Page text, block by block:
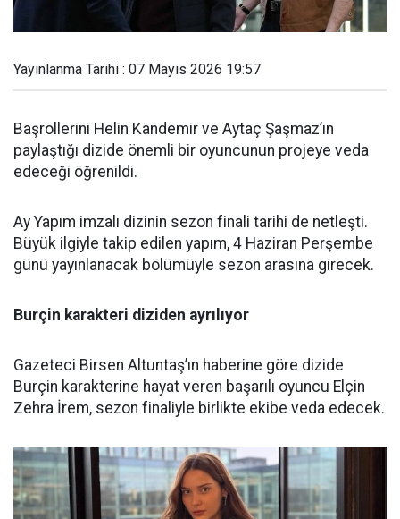
Yayınlanma Tarihi : 07 Mayıs 2026 19:57
Başrollerini Helin Kandemir ve Aytaç Şaşmaz’ın
paylaştığı dizide önemli bir oyuncunun projeye veda
edeceği öğrenildi.
Ay Yapım imzalı dizinin sezon finali tarihi de netleşti.
Büyük ilgiyle takip edilen yapım, 4 Haziran Perşembe
günü yayınlanacak bölümüyle sezon arasına girecek.
Burçin karakteri diziden ayrılıyor
Gazeteci Birsen Altuntaş’ın haberine göre dizide
Burçin karakterine hayat veren başarılı oyuncu Elçin
Zehra İrem, sezon finaliyle birlikte ekibe veda edecek.